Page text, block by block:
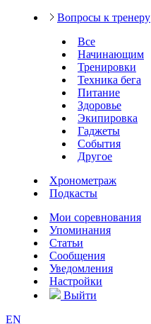
Вопросы к тренеру
Все
Начинающим
Тренировки
Техника бега
Питание
Здоровье
Экипировка
Гаджеты
События
Другое
Хронометраж
Подкасты
Мои соревнования
Упоминания
Статьи
Сообщения
Уведомления
Настройки
Выйти
EN